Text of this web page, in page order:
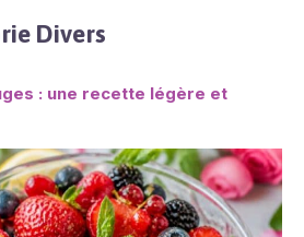
Divers
: une recette légère et